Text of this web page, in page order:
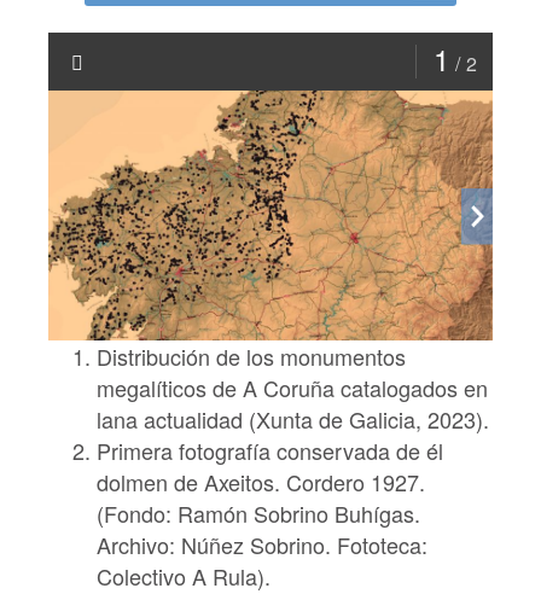
1 2
Distribución de los monumentos
megalíticos de A Coruña catalogados en
lana actualidad (Xunta de Galicia, 2023).
Primera fotografía conservada de él
dolmen de Axeitos. Cordero 1927.
(Fondo: Ramón Sobrino Buhígas.
Archivo: Núñez Sobrino. Fototeca:
Colectivo A Rula).